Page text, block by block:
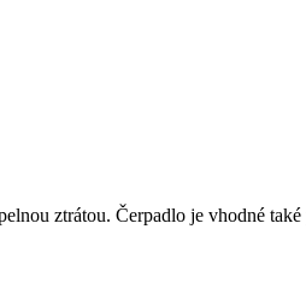
ztrátou. Čerpadlo je vhodné